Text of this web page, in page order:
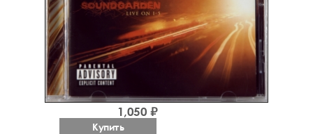
1,050 ₽
Купить